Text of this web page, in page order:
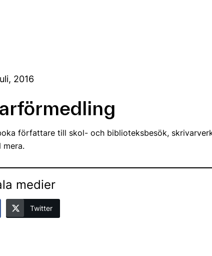
2016
författare till skol- och biblioteksbesök,
mera.
medier
Twitter